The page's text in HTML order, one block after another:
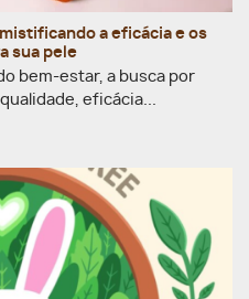
a eficácia e os
sua pele
bem-estar, a busca por
eficácia...